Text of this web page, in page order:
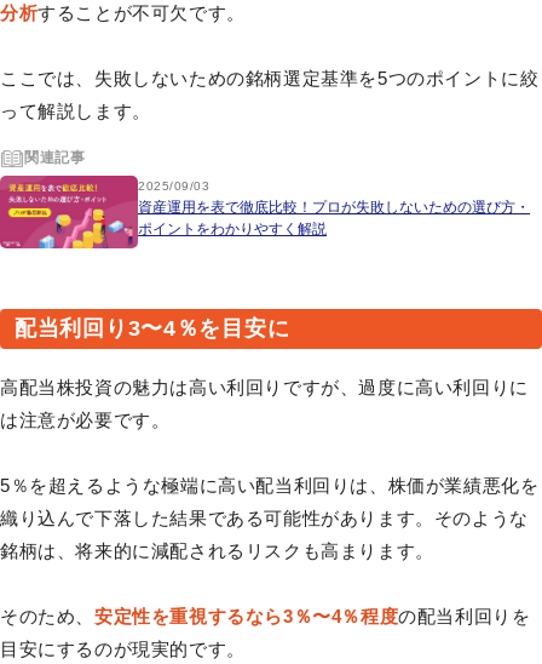
分析することが不可欠です。
ここでは、失敗しないための銘柄選定基準を5つのポイントに絞
って解説します。
関連記事
2025/09/03
資産運用を表で徹底比較！プロが失敗しないための選び方・
ポイントをわかりやすく解説
配当利回り3〜4％を目安に
高配当株投資の魅力は高い利回りですが、過度に高い利回りに
は注意が必要です。
5％を超えるような極端に高い配当利回りは、株価が業績悪化を
織り込んで下落した結果である可能性があります。そのような
銘柄は、将来的に減配されるリスクも高まります。
そのため、 安定性を重視するなら3％〜4％程度の配当利回りを
目安にするのが現実的です。